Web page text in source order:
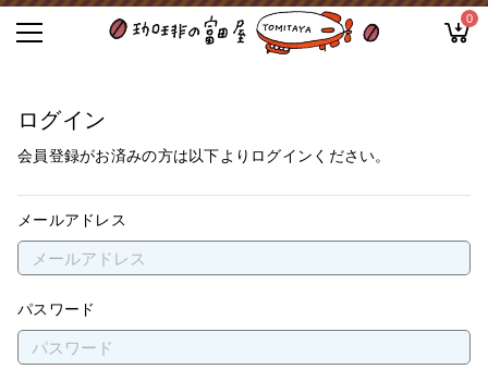
0
ログイン
会員登録がお済みの方は以下よりログインください。
メールアドレス
パスワード